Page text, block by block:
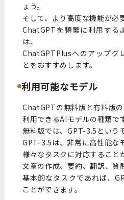
ょう。
そして、より高度な機能が必
ChatGPTを頻繁に利用する
は、
ChatGPTPlusへのアップグ
とをおすすめします。
利用可能なモデル
ChatGPTの無料版と有料版の
利用できるAIモデルの種類です
無料版では、GPT-3.5という
GPT-3.5は、非常に高性能な
様々なタスクに対応すること
文章の作成、要約、翻訳、質
基本的なタスクであれば、
ことができます。